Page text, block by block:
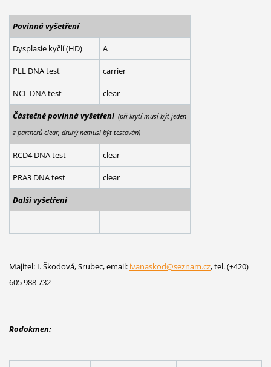
Povinná vyšetření
Dysplasie kyčlí (HD) A
PLL DNA test carrier
NCL DNA test clear
Částečně povinná vyšetření (při krytí musí být jeden
z partnerů clear, druhý nemusí být testován)
RCD4 DNA test clear
PRA3 DNA test clear
Další vyšetření
-
Majitel: I. Škodová, Srubec, email: ivanaskod@seznam.cz, tel. (+420)
605 988 732
Rodokmen: